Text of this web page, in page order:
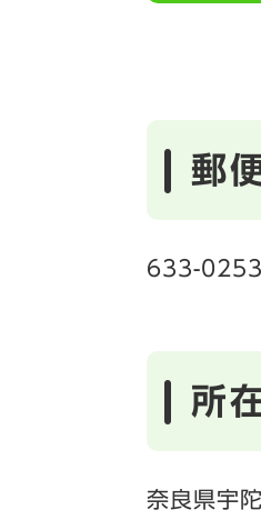
郵
633-0253
所
奈良県宇